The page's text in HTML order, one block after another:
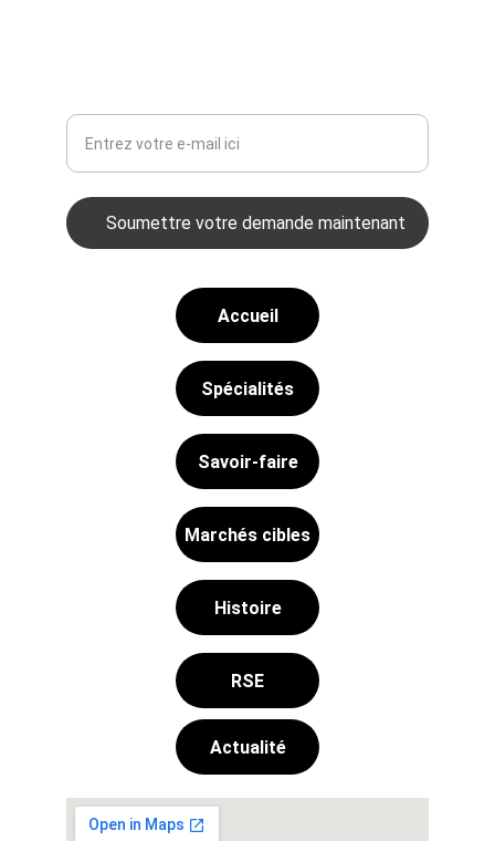
Soumettre votre demande maintenant
Accueil
Spécialités
Savoir-faire
Marchés cibles
Histoire
RSE
Actualité